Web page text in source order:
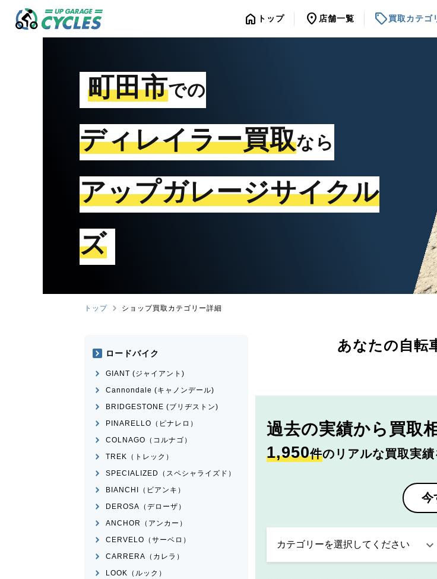
home トップ location_on 店舗一覧 sell買取カテゴ
町田市での
ディレイラー買取なら
アップガレージサイクル
ズ
トップ ショップ買取カテゴリー詳細
あなたの自転
過去の実績から 買取
1,950件のリアルな買取実績
今
ロードバイク
GIANT (ジャイアント)
Cannondale (キャノンデール)
BRIDGESTONE (ブリヂストン)
PINARELLO（ピナレロ）
COLNAGO（コルナゴ）
TREK（トレック）
SPECIALIZED（スペシャライズド）
BIANCHI（ビアンキ）
DEROSA（デローザ）
ANCHOR（アンカー）
CERVELO（サーベロ）
CARRERA（カレラ）
LOOK（ルック）